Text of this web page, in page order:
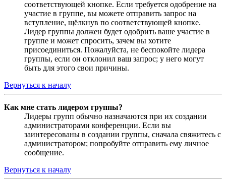
соответствующей кнопке. Если требуется одобрение на
участие в группе, вы можете отправить запрос на
вступление, щёлкнув по соответствующей кнопке.
Лидер группы должен будет одобрить ваше участие в
группе и может спросить, зачем вы хотите
присоединиться. Пожалуйста, не беспокойте лидера
группы, если он отклонил ваш запрос; у него могут
быть для этого свои причины.
Вернуться к началу
Как мне стать лидером группы?
Лидеры групп обычно назначаются при их создании
администраторами конференции. Если вы
заинтересованы в создании группы, сначала свяжитесь с
администратором; попробуйте отправить ему личное
сообщение.
Вернуться к началу